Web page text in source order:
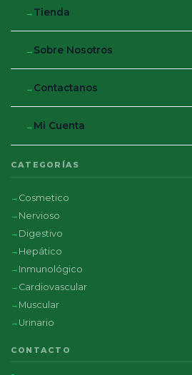
Tienda
Sobre Nosotros
Contactanos
Mi Cuenta
CATEGORÍAS
Cosmetico
Nervioso
Digestivo
Hepático
Inmunológico
Cardiovascular
Muscular
Urinario
CONTACTO